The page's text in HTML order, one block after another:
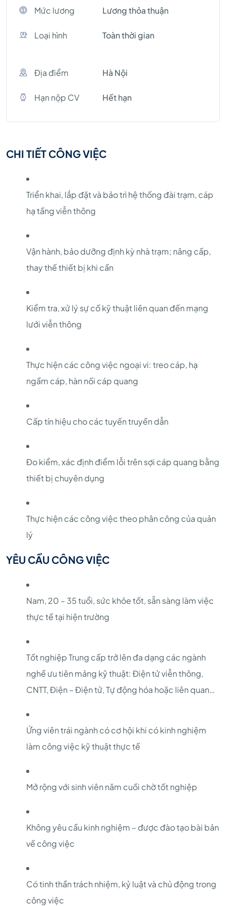
Mức lương Lương thỏa thuận
Loại hình Toàn thời gian
Địa điểm Hà Nội
Hạn nộp CV Hết hạn
CHI TIẾT CÔNG VIỆC
Triển khai, lắp đặt và bảo trì hệ thống đài trạm, cáp
hạ tầng viễn thông
Vận hành, bảo dưỡng định kỳ nhà trạm; nâng cấp,
thay thế thiết bị khi cần
Kiểm tra, xử lý sự cố kỹ thuật liên quan đến mạng
lưới viễn thông
Thực hiện các công việc ngoại vi: treo cáp, hạ
ngầm cáp, hàn nối cáp quang
Cấp tín hiệu cho các tuyến truyền dẫn
Đo kiểm, xác định điểm lỗi trên sợi cáp quang bằng
thiết bị chuyên dụng
Thực hiện các công việc theo phân công của quản
lý
YÊU CẦU CÔNG VIỆC
Nam, 20 – 35 tuổi, sức khỏe tốt, sẵn sàng làm việc
thực tế tại hiện trường
Tốt nghiệp Trung cấp trở lên đa dạng các ngành
nghề ưu tiên mảng kỹ thuật: Điện tử viễn thông,
CNTT, Điện – Điện tử, Tự động hóa hoặc liên quan…
Ứng viên trái ngành có cơ hội khi có kinh nghiệm
làm công việc kỹ thuật thực tế
Mở rộng với sinh viên năm cuối chờ tốt nghiệp
Không yêu cầu kinh nghiệm – được đào tạo bài bản
về công việc
Có tinh thần trách nhiệm, kỷ luật và chủ động trong
công việc